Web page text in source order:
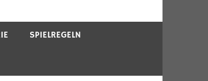
SPIELREGELN